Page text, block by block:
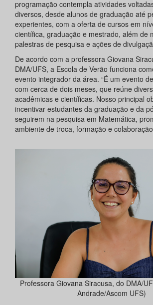
programação contempla atividades
diversos, desde alunos de graduação até
experientes, com a oferta de cursos em
científica, graduação e mestrado, além de
palestras de pesquisa e ações de
De acordo com a professora Giovana
DMA/UFS, a Escola de Verão funciona
evento integrador da área. “É um evento
com cerca de dois meses, que reúne
acadêmicas e científicas. Nosso principal
incentivar estudantes da graduação e da
seguirem na pesquisa em Matemática,
ambiente de troca, formação e
Professora Giovana Siracusa, do DMA/
Andrade/Ascom UFS)